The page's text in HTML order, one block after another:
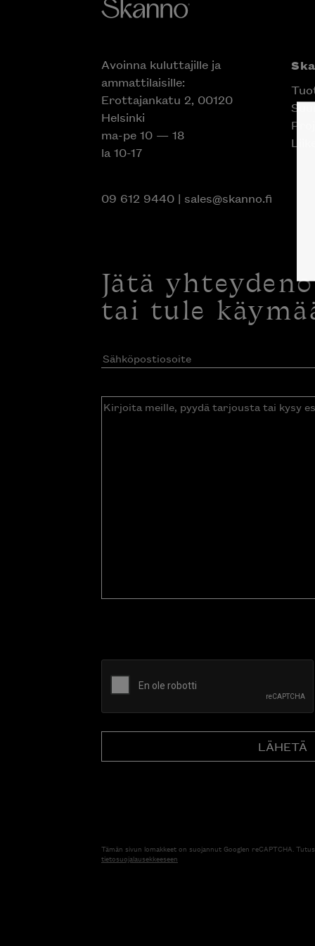
Avoinna kuluttajille ja
ammattilaisille:
Erottajankatu 2, 00120
Helsinki
ma-pe 10 — 18
la 10-17
09 612 9440| sales@skanno.fi
Jätä
tai tule
Sähköpostiosoite(Pakollinen)
Kirjoita
Tämän sivun lomakkeet on suojannut Googlen reCAPTCHA.
tietosuojalausekkeeseen